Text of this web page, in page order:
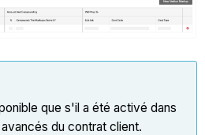
que s'il a été activé dans
du contrat client.